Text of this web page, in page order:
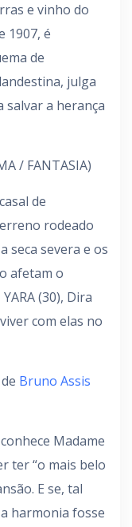
e vinho do
1907, é
de
julga
a herança
/ FANTASIA)
de
rodeado
seca severa e os
afetam o
(30), Dira
com elas no
Bruno Assis
Madame
ter “o mais belo
E se, tal
harmonia fosse